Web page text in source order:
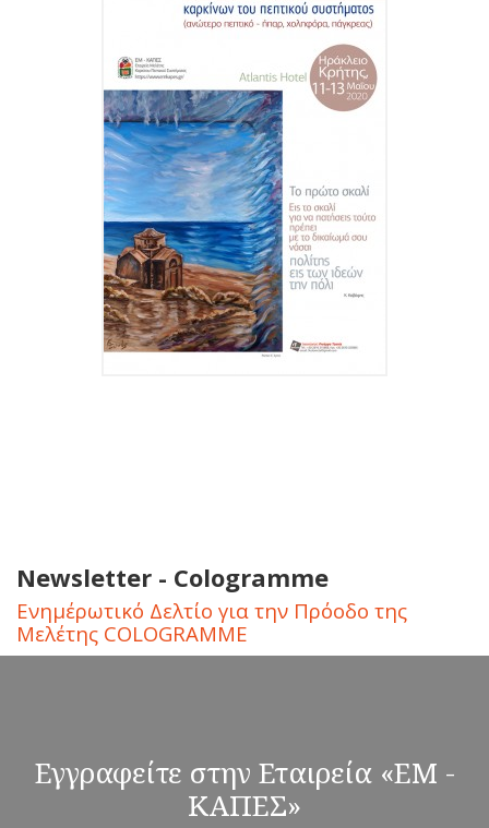
Newsletter - Cologramme
Ενημέρωτικό Δελτίο για την Πρόοδο της
Μελέτης COLOGRAMME
Εγγραφείτε στην Εταιρεία «ΕΜ -
ΚΑΠΕΣ»